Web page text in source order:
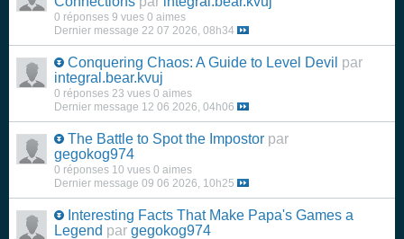
0 réponses 9 vues 0 aimes
Dernier message 22 07 2026, 08h34
Conquering Chaos: A Guide to Level Devil par
integral.bear.kvuj
0 réponses 23 vues 0 aimes
Dernier message 12 06 2026, 04h06
The Battle to Spot the Impostor par
gegokog974
0 réponses 10 vues 0 aimes
Dernier message 09 06 2026, 10h25
Interesting Facts That Make Papa's Games a
Legend par gegokog974